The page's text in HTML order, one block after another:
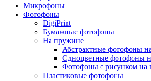
Микрофоны
Фотофоны
DigiPrint
Бумажные фотофоны
На пружине
Абстрактные фотофоны
Одноцветные фотофоны
Фотофоны с рисунком на
Пластиковые фотофоны